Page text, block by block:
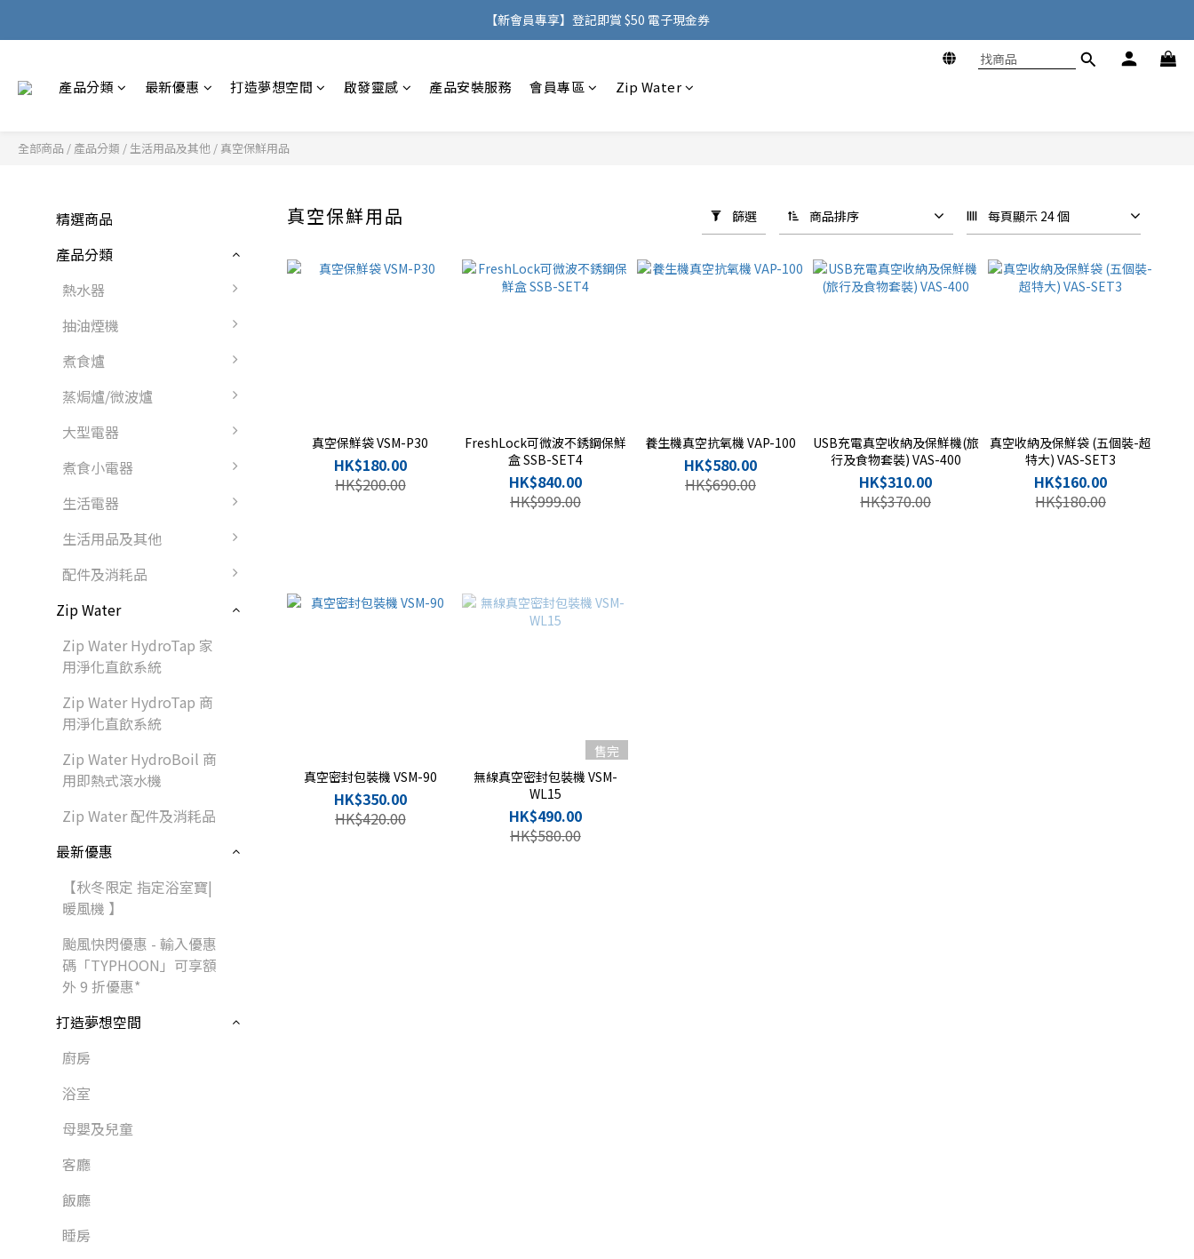
購物滿 HK$500，即可免費享用香港地區送貨服務
【新會員專享】登記即賞 $50 電子現金券
產品分類 最新優惠 打造夢想空間 啟發靈感 產品安裝服務 會員專區 Zip Water
全部商品 / 產品分類 / 生活用品及其他 / 真空保鮮用品
精選商品
產品分類
熱水器
抽油煙機
煮食爐
蒸焗爐/微波爐
大型電器
煮食小電器
生活電器
生活用品及其他
配件及消耗品
Zip Water
Zip Water HydroTap 家
用淨化直飲系統
Zip Water HydroTap 商
用淨化直飲系統
Zip Water HydroBoil 商
用即熱式滾水機
Zip Water 配件及消耗品
最新優惠
【秋冬限定 指定浴室寶|
暖風機 】
颱風快閃優惠 - 輸入優惠
碼「TYPHOON」可享額
外 9 折優惠*
打造夢想空間
廚房
浴室
母嬰及兒童
客廳
飯廳
睡房
真空保鮮用品 篩選 商品排序 每頁顯示 24 個
真空保鮮袋 VSM-P30
HK$180.00
HK$200.00
FreshLock可微波不銹鋼保鮮
盒 SSB-SET4
HK$840.00
HK$999.00
養生機真空抗氧機 VAP-100
HK$580.00
HK$690.00
USB充電真空收納及保鮮機(旅
行及食物套裝) VAS-400
HK$310.00
HK$370.00
真空收納及保鮮袋 (五個裝-超
特大) VAS-SET3
HK$160.00
HK$180.00
真空密封包裝機 VSM-90
HK$350.00
HK$420.00
售完
無線真空密封包裝機 VSM-
WL15
HK$490.00
HK$580.00